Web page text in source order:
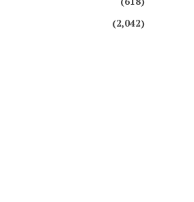
(2,042)